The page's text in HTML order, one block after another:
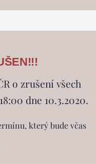
o zrušení všech
dne 10.3.2020.
který bude včas